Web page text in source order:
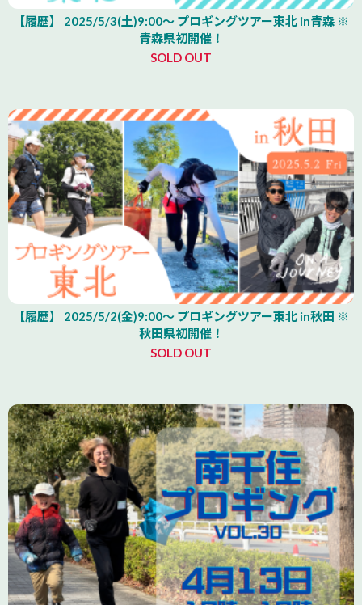
【履歴】 2025/5/3(土)9:00～ プロギングツアー東北 in青森 ※
青森県初開催！
SOLD OUT
【履歴】 2025/5/2(金)9:00～ プロギングツアー東北 in秋田 ※
秋田県初開催！
SOLD OUT